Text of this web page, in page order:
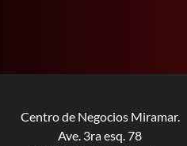
Centro de Negocios Miramar.
Ave. 3ra esq. 78